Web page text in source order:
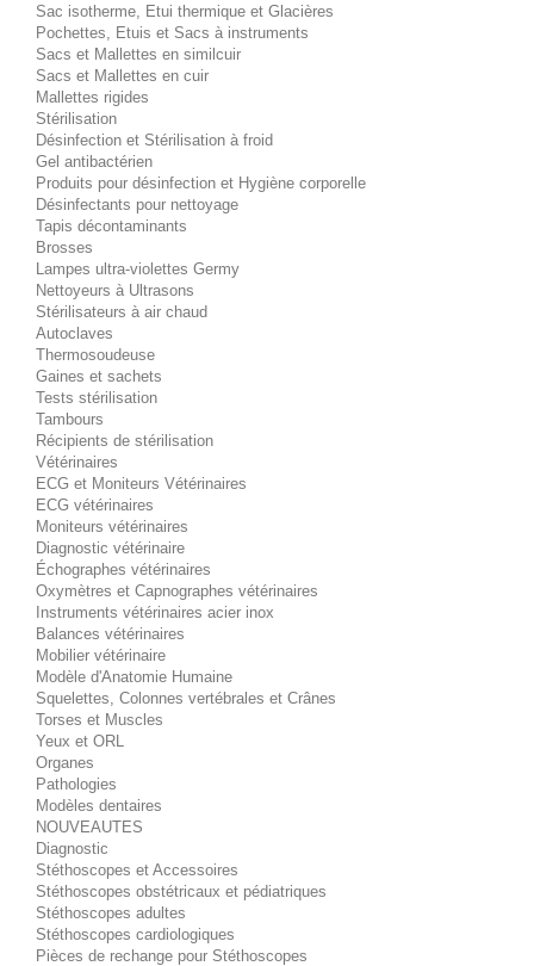
Sac isotherme, Etui thermique et Glacières
Pochettes, Etuis et Sacs à instruments
Sacs et Mallettes en similcuir
Sacs et Mallettes en cuir
Mallettes rigides
Stérilisation
Désinfection et Stérilisation à froid
Gel antibactérien
Produits pour désinfection et Hygiène corporelle
Désinfectants pour nettoyage
Tapis décontaminants
Brosses
Lampes ultra-violettes Germy
Nettoyeurs à Ultrasons
Stérilisateurs à air chaud
Autoclaves
Thermosoudeuse
Gaines et sachets
Tests stérilisation
Tambours
Récipients de stérilisation
Vétérinaires
ECG et Moniteurs Vétérinaires
ECG vétérinaires
Moniteurs vétérinaires
Diagnostic vétérinaire
Échographes vétérinaires
Oxymètres et Capnographes vétérinaires
Instruments vétérinaires acier inox
Balances vétérinaires
Mobilier vétérinaire
Modèle d'Anatomie Humaine
Squelettes, Colonnes vertébrales et Crânes
Torses et Muscles
Yeux et ORL
Organes
Pathologies
Modèles dentaires
NOUVEAUTES
Diagnostic
Stéthoscopes et Accessoires
Stéthoscopes obstétricaux et pédiatriques
Stéthoscopes adultes
Stéthoscopes cardiologiques
Pièces de rechange pour Stéthoscopes